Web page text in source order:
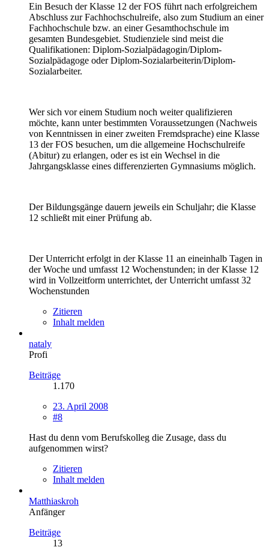
Ein Besuch der Klasse 12 der FOS führt nach erfolgreichem
Abschluss zur Fachhochschulreife, also zum Studium an einer
Fachhochschule bzw. an einer Gesamthochschule im
gesamten Bundesgebiet. Studienziele sind meist die
Qualifikationen: Diplom-Sozialpädagogin/Diplom-
Sozialpädagoge oder Diplom-Sozialarbeiterin/Diplom-
Sozialarbeiter.
Wer sich vor einem Studium noch weiter qualifizieren
möchte, kann unter bestimmten Voraussetzungen (Nachweis
von Kenntnissen in einer zweiten Fremdsprache) eine Klasse
13 der FOS besuchen, um die allgemeine Hochschulreife
(Abitur) zu erlangen, oder es ist ein Wechsel in die
Jahrgangsklasse eines differenzierten Gymnasiums möglich.
Der Bildungsgänge dauern jeweils ein Schuljahr; die Klasse
12 schließt mit einer Prüfung ab.
Der Unterricht erfolgt in der Klasse 11 an eineinhalb Tagen in
der Woche und umfasst 12 Wochenstunden; in der Klasse 12
wird in Vollzeitform unterrichtet, der Unterricht umfasst 32
Wochenstunden
Zitieren
Inhalt melden
nataly
Profi
Beiträge
1.170
23. April 2008
#8
Hast du denn vom Berufskolleg die Zusage, dass du
aufgenommen wirst?
Zitieren
Inhalt melden
Matthiaskroh
Anfänger
Beiträge
13